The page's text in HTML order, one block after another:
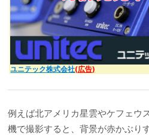
ユニテック株式会社(広告)
例えば北アメリカ星雲やケフェウ
機で撮影すると、背景が赤かぶり